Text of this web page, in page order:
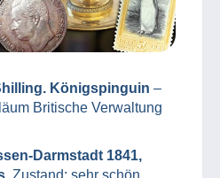
Königspinguin –
Britische Verwaltung
Darmstadt 1841,
, Zustand: sehr schön.